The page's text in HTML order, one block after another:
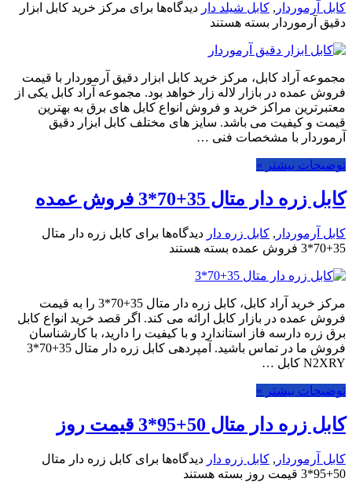
کابل آرموردار , کابل شیلد دار دیدگاه‌ها برای مرکز خرید کابل ابزار
دقیق آرموردار بسته هستند
مجموعه آراد کابل، مرکز خرید کابل ابزار دقیق آرموردار با قیمت
فروش عمده در بازار لاله زار خواهد بود. مجموعه آراد کابل یکی از
معتبرترین مراکز خرید و فروش انواع کابل های برق به بهترین
قیمت و کیفیت می باشد. سایز های مختلف کابل ابزار دقیق
آرموردار با مشخصات فنی …
توضیحات بیشتر »
کابل زره دار متال 35+70*3 فروش عمده
کابل آرموردار , کابل زره دار دیدگاه‌ها برای کابل زره دار متال
35+70*3 فروش عمده
بسته هستند
مرکز خرید آراد کابل، کابل زره دار متال 35+70*3 را به قیمت
فروش عمده در بازار کابل ارائه می کند. اگر قصد خرید انواع کابل
برق زره دارسه فاز استاندارد و با کیفیت را دارید، با کارشناسان
فروش ما در تماس باشید. آمپردهی کابل زره دار متال 35+70*3
N2XRY کابل …
توضیحات بیشتر »
کابل زره دار متال 50+95*3 قیمت روز
کابل آرموردار , کابل زره دار دیدگاه‌ها برای کابل زره دار متال
50+95*3 قیمت روز
بسته هستند